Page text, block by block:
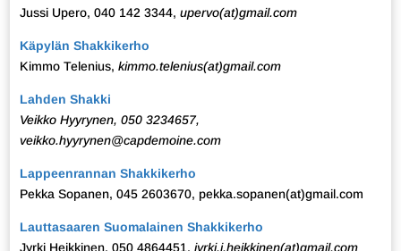
Jussi Upero, 040 142 3344, upervo(at)gmail.com
Käpylän Shakkikerho
Kimmo Telenius, kimmo.telenius(at)gmail.com
Lahden Shakki
Veikko Hyyrynen, 050 3234657,
veikko.hyyrynen@capdemoine.com
Lappeenrannan Shakkikerho
Pekka Sopanen, 045 2603670, pekka.sopanen(at)gmail.com
Lauttasaaren Suomalainen Shakkikerho
Jyrki Heikkinen, 050 4864451, jyrki.j.heikkinen(at)gmail.com